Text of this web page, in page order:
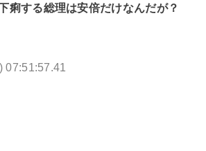
痢する総理は安倍だけなんだが？
07:51:57.41